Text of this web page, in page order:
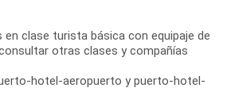
en clase turista básica con equipaje de
otras clases y compañías
hotel-aeropuerto y puerto-hotel-